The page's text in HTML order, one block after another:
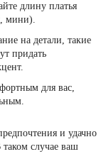
длину платья
мини).
на детали, такие
придать
для вас,
и удачно
случае ваш